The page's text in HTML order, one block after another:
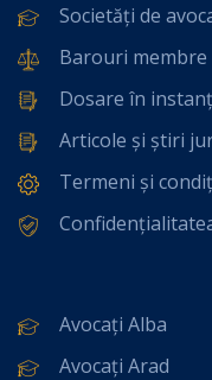
Societăți de
Barouri membre
Dosare în
Articole și știri
Termeni și
Avocați Alba
Avocați Arad